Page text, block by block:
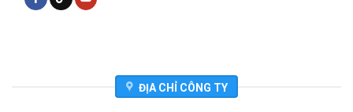
ĐỊA CHỈ CÔNG TY